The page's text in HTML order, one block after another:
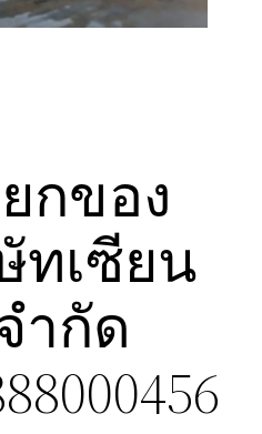
กของ
ทเซียน
ำกัด